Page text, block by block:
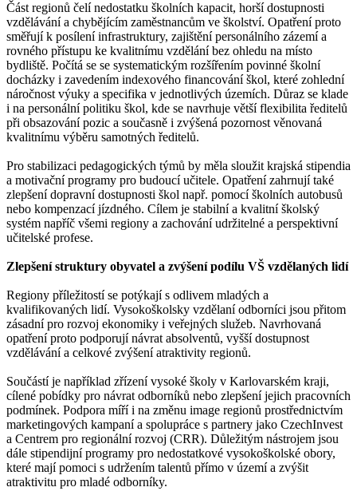
Část regionů čelí nedostatku školních kapacit, horší dostupnosti
vzdělávání a chybějícím zaměstnancům ve školství. Opatření proto
směřují k posílení infrastruktury, zajištění personálního zázemí a
rovného přístupu ke kvalitnímu vzdělání bez ohledu na místo
bydliště. Počítá se se systematickým rozšířením povinné školní
docházky i zavedením indexového financování škol, které zohlední
náročnost výuky a specifika v jednotlivých územích. Důraz se klade
i na personální politiku škol, kde se navrhuje větší flexibilita ředitelů
při obsazování pozic a současně i zvýšená pozornost věnovaná
kvalitnímu výběru samotných ředitelů.
Pro stabilizaci pedagogických týmů by měla sloužit krajská stipendia
a motivační programy pro budoucí učitele. Opatření zahrnují také
zlepšení dopravní dostupnosti škol např. pomocí školních autobusů
nebo kompenzací jízdného. Cílem je stabilní a kvalitní školský
systém napříč všemi regiony a zachování udržitelné a perspektivní
učitelské profese.
Zlepšení struktury obyvatel a zvýšení podílu VŠ vzdělaných lidí
Regiony příležitostí se potýkají s odlivem mladých a
kvalifikovaných lidí. Vysokoškolsky vzdělaní odborníci jsou přitom
zásadní pro rozvoj ekonomiky i veřejných služeb. Navrhovaná
opatření proto podporují návrat absolventů, vyšší dostupnost
vzdělávání a celkové zvýšení atraktivity regionů.
Součástí je například zřízení vysoké školy v Karlovarském kraji,
cílené pobídky pro návrat odborníků nebo zlepšení jejich pracovních
podmínek. Podpora míří i na změnu image regionů prostřednictvím
marketingových kampaní a spolupráce s partnery jako CzechInvest
a Centrem pro regionální rozvoj (CRR). Důležitým nástrojem jsou
dále stipendijní programy pro nedostatkové vysokoškolské obory,
které mají pomoci s udržením talentů přímo v území a zvýšit
atraktivitu pro mladé odborníky.